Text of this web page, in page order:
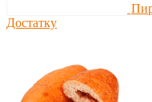
Достатку